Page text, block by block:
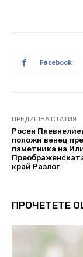
Facebook
ПРЕДИШНА СТАТИЯ
Росен
положи венец
паметника на
край Разлог
ПРОЧЕТЕТЕ